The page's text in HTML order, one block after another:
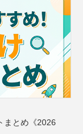
まとめ《2026